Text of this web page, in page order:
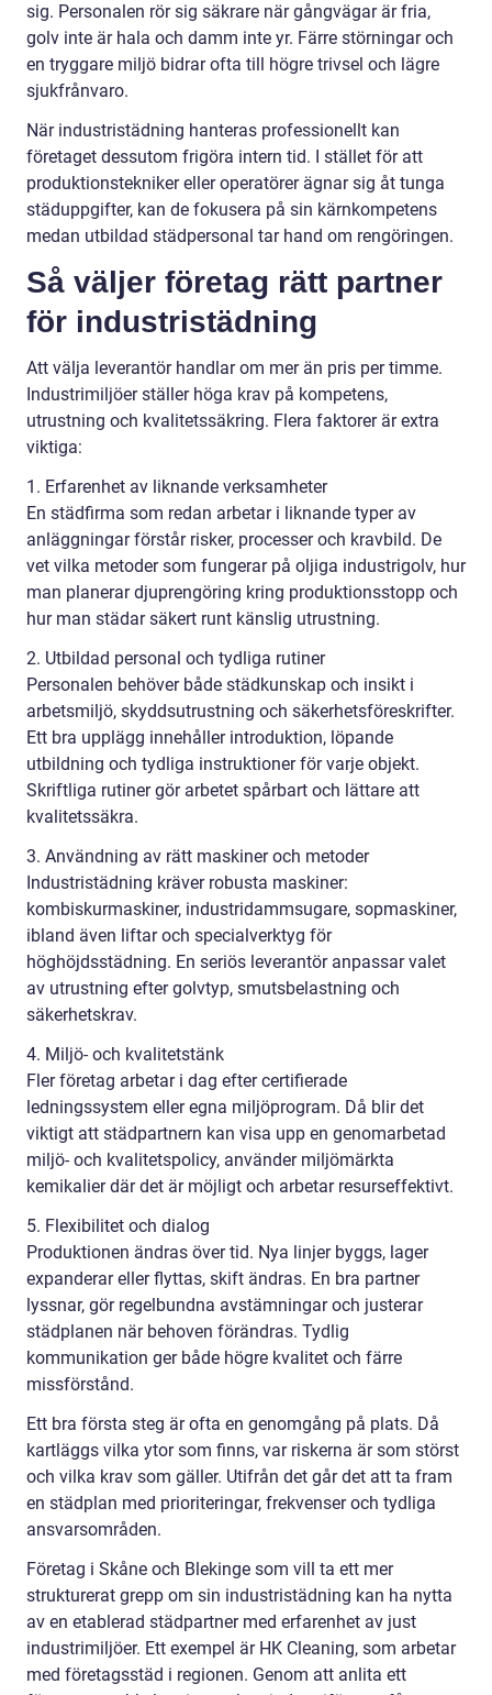
sig. Personalen rör sig säkrare när gångvägar är fria,
golv inte är hala och damm inte yr. Färre störningar och
en tryggare miljö bidrar ofta till högre trivsel och lägre
sjukfrånvaro.
När industristädning hanteras professionellt kan
företaget dessutom frigöra intern tid. I stället för att
produktionstekniker eller operatörer ägnar sig åt tunga
städuppgifter, kan de fokusera på sin kärnkompetens
medan utbildad städpersonal tar hand om rengöringen.
Så väljer företag rätt partner
för industristädning
Att välja leverantör handlar om mer än pris per timme.
Industrimiljöer ställer höga krav på kompetens,
utrustning och kvalitetssäkring. Flera faktorer är extra
viktiga:
1. Erfarenhet av liknande verksamheter
En städfirma som redan arbetar i liknande typer av
anläggningar förstår risker, processer och kravbild. De
vet vilka metoder som fungerar på oljiga industrigolv, hur
man planerar djuprengöring kring produktionsstopp och
hur man städar säkert runt känslig utrustning.
2. Utbildad personal och tydliga rutiner
Personalen behöver både städkunskap och insikt i
arbetsmiljö, skyddsutrustning och säkerhetsföreskrifter.
Ett bra upplägg innehåller introduktion, löpande
utbildning och tydliga instruktioner för varje objekt.
Skriftliga rutiner gör arbetet spårbart och lättare att
kvalitetssäkra.
3. Användning av rätt maskiner och metoder
Industristädning kräver robusta maskiner:
kombiskurmaskiner, industridammsugare, sopmaskiner,
ibland även liftar och specialverktyg för
höghöjdsstädning. En seriös leverantör anpassar valet
av utrustning efter golvtyp, smutsbelastning och
säkerhetskrav.
4. Miljö- och kvalitetstänk
Fler företag arbetar i dag efter certifierade
ledningssystem eller egna miljöprogram. Då blir det
viktigt att städpartnern kan visa upp en genomarbetad
miljö- och kvalitetspolicy, använder miljömärkta
kemikalier där det är möjligt och arbetar resurseffektivt.
5. Flexibilitet och dialog
Produktionen ändras över tid. Nya linjer byggs, lager
expanderar eller flyttas, skift ändras. En bra partner
lyssnar, gör regelbundna avstämningar och justerar
städplanen när behoven förändras. Tydlig
kommunikation ger både högre kvalitet och färre
missförstånd.
Ett bra första steg är ofta en genomgång på plats. Då
kartläggs vilka ytor som finns, var riskerna är som störst
och vilka krav som gäller. Utifrån det går det att ta fram
en städplan med prioriteringar, frekvenser och tydliga
ansvarsområden.
Företag i Skåne och Blekinge som vill ta ett mer
strukturerat grepp om sin industristädning kan ha nytta
av en etablerad städpartner med erfarenhet av just
industrimiljöer. Ett exempel är HK Cleaning, som arbetar
med företagsstäd i regionen. Genom att anlita ett